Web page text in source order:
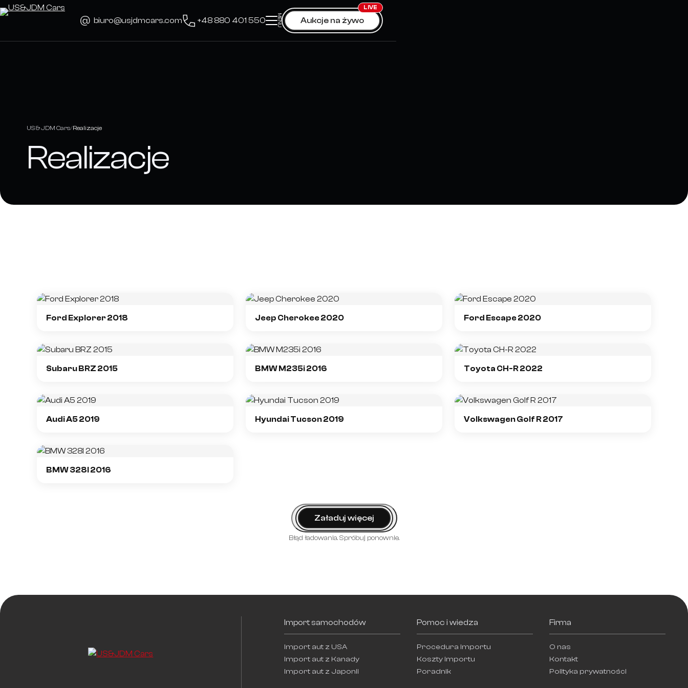
Skip
to
biuro@usjdmcars.com +48 880 401 550 MENU Aukcje na żywo
LIVE
US & JDM Cars Realizacje
Realizacje
Ford Explorer 2018 Jeep Cherokee 2020 Ford Escape 2020
Subaru BRZ 2015 BMW M235i 2016 Toyota CH-R 2022
Audi A5 2019 Hyundai Tucson 2019 Volkswagen Golf R 2017
BMW 328I 2016
Załaduj więcej
Błąd ładowania. Spróbuj ponownie.
Import samochodów
Import aut z USA
Import aut z Kanady
Import aut z Japonii
Pomoc i wiedza
Procedura importu
Koszty importu
Poradnik
Firma
O nas
Kontakt
Polityka prywatności